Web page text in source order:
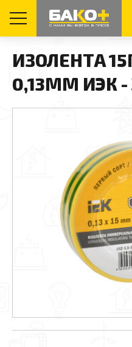
ИЗОЛЕНТА
0,13ММ ИЭК -